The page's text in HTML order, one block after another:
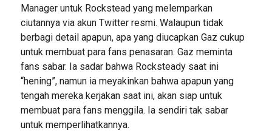
Manager untuk Rockstead yang melemparkan
ciutannya via akun Twitter resmi. Walaupun tidak
berbagi detail apapun, apa yang diucapkan Gaz cukup
untuk membuat para fans penasaran. Gaz meminta
fans sabar. Ia sadar bahwa Rocksteady saat ini
“hening”, namun ia meyakinkan bahwa apapun yang
tengah mereka kerjakan saat ini, akan siap untuk
membuat para fans menggila. Ia sendiri tak sabar
untuk memperlihatkannya.